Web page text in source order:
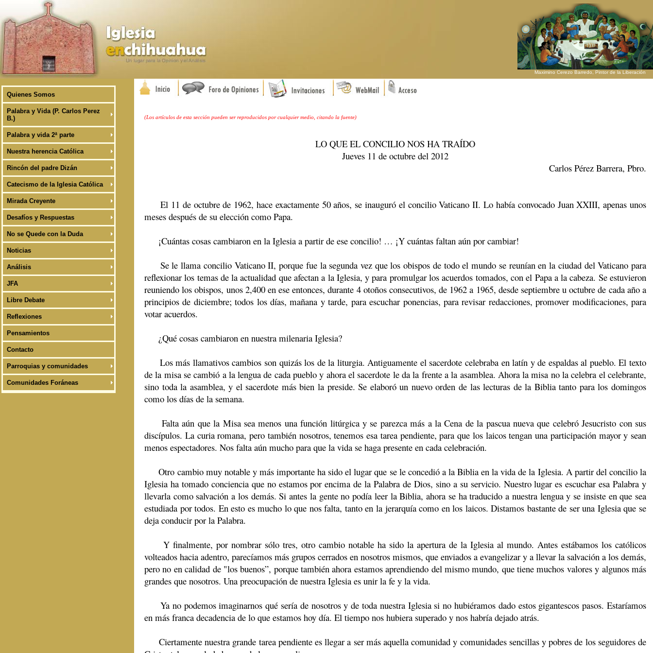
Maximino Cerezo Barredo, Pintor de la Liberación
Quienes Somos
Palabra y Vida (P. Carlos Perez
B.)
Palabra y vida 2ª parte
Nuestra herencia Católica
Rincón del padre Dizán
Catecismo de la Iglesia Católica
Mirada Creyente
Desafíos y Respuestas
No se Quede con la Duda
Noticias
Análisis
JFA
Libre Debate
Reflexiones
Pensamientos
Contacto
Parroquias y comunidades
Comunidades Foráneas
(Los artículos de esta sección pueden ser reproducidos por cualquier medio, citando la fuente)
LO QUE EL CONCILIO NOS HA TRAÍDO
Jueves 11 de octubre del 2012
Carlos Pérez Barrera, Pbro.
El 11 de octubre de 1962, hace exactamente 50 años, se inauguró el concilio Vaticano II. Lo había convocado Juan XXIII, apenas unos
meses después de su elección como Papa.
¡Cuántas cosas cambiaron en la Iglesia a partir de ese concilio! … ¡Y cuántas faltan aún por cambiar!
Se le llama concilio Vaticano II, porque fue la segunda vez que los obispos de todo el mundo se reunían en la ciudad del Vaticano para
reflexionar los temas de la actualidad que afectan a la Iglesia, y para promulgar los acuerdos tomados, con el Papa a la cabeza. Se estuvieron
reuniendo los obispos, unos 2,400 en ese entonces, durante 4 otoños consecutivos, de 1962 a 1965, desde septiembre u octubre de cada año a
principios de diciembre; todos los días, mañana y tarde, para escuchar ponencias, para revisar redacciones, promover modificaciones, para
votar acuerdos.
¿Qué cosas cambiaron en nuestra milenaria Iglesia?
Los más llamativos cambios son quizás los de la liturgia. Antiguamente el sacerdote celebraba en latín y de espaldas al pueblo. El texto
de la misa se cambió a la lengua de cada pueblo y ahora el sacerdote le da la frente a la asamblea. Ahora la misa no la celebra el celebrante,
sino toda la asamblea, y el sacerdote más bien la preside. Se elaboró un nuevo orden de las lecturas de la Biblia tanto para los domingos
como los días de la semana.
Falta aún que la Misa sea menos una función litúrgica y se parezca más a la Cena de la pascua nueva que celebró Jesucristo con sus
discípulos. La curia romana, pero también nosotros, tenemos esa tarea pendiente, para que los laicos tengan una participación mayor y sean
menos espectadores. Nos falta aún mucho para que la vida se haga presente en cada celebración.
Otro cambio muy notable y más importante ha sido el lugar que se le concedió a la Biblia en la vida de la Iglesia. A partir del concilio la
Iglesia ha tomado conciencia que no estamos por encima de la Palabra de Dios, sino a su servicio. Nuestro lugar es escuchar esa Palabra y
llevarla como salvación a los demás. Si antes la gente no podía leer la Biblia, ahora se ha traducido a nuestra lengua y se insiste en que sea
estudiada por todos. En esto es mucho lo que nos falta, tanto en la jerarquía como en los laicos. Distamos bastante de ser una Iglesia que se
deja conducir por la Palabra.
Y finalmente, por nombrar sólo tres, otro cambio notable ha sido la apertura de la Iglesia al mundo. Antes estábamos los católicos
volteados hacia adentro, parecíamos más grupos cerrados en nosotros mismos, que enviados a evangelizar y a llevar la salvación a los demás,
pero no en calidad de "los buenos”, porque también ahora estamos aprendiendo del mismo mundo, que tiene muchos valores y algunos más
grandes que nosotros. Una preocupación de nuestra Iglesia es unir la fe y la vida.
Ya no podemos imaginarnos qué sería de nosotros y de toda nuestra Iglesia si no hubiéramos dado estos gigantescos pasos. Estaríamos
en más franca decadencia de lo que estamos hoy día. El tiempo nos hubiera superado y nos habría dejado atrás.
Ciertamente nuestra grande tarea pendiente es llegar a ser más aquella comunidad y comunidades sencillas y pobres de los seguidores de